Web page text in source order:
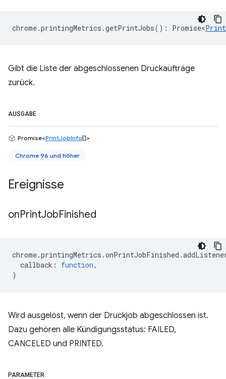
chrome.printingMetrics .getPrintJobs() : Promise<
Gibt die Liste der abgeschlossenen Druckaufträge
zurück.
AUSGABE
Promise<PrintJobInfo[]>
Chrome 96 und höher
Ereignisse
onPrintJobFinished
chrome.printingMetrics .onPrintJobFinished .
callback : function,
)
Wird ausgelöst, wenn der Druckjob abgeschlossen ist.
Dazu gehören alle Kündigungsstatus: FAILED,
CANCELED und PRINTED.
PARAMETER